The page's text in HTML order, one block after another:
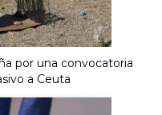
por una convocatoria
a Ceuta